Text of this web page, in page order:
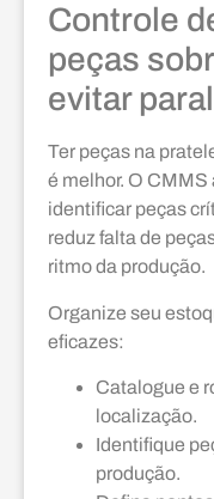
Controle
peças
evitar
Ter peças na
é melhor. O
identificar peças
reduz falta de
ritmo da produção.
Organize seu
eficazes:
Catalogue e
localização.
Identifique
produção.